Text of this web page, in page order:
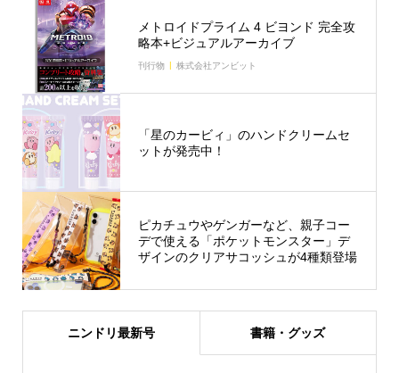
メトロイドプライム 4 ビヨンド 完全攻
略本+ビジュアルアーカイブ
刊行物 株式会社アンビット
「星のカービィ」のハンドクリームセ
ットが発売中！
ピカチュウやゲンガーなど、親子コー
デで使える「ポケットモンスター」デ
ザインのクリアサコッシュが4種類登場
ニンドリ最新号 書籍・グッズ